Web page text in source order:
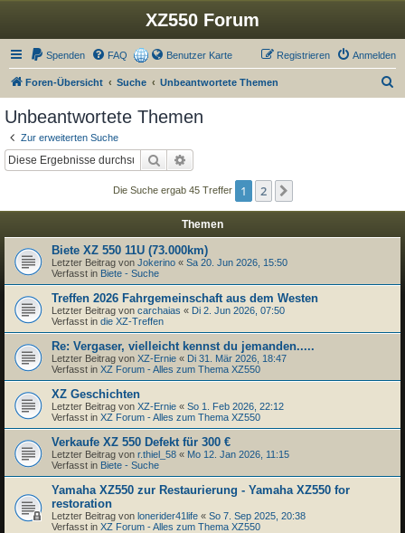
XZ550 Forum
Spenden FAQ Benutzer Karte Anmelden
Registrieren
Foren-Übersicht Suche Unbeantwortete Themen
Unbeantwortete Themen
Zur erweiterten Suche
Suche
Die Suche ergab 45 Treffer 1 2
Themen
Biete XZ 550 11U (73.000km)
Letzter Beitrag von Jokerino « Sa 20. Jun 2026, 15:50
Verfasst in Biete - Suche
Treffen 2026 Fahrgemeinschaft aus dem Westen
Letzter Beitrag von carchaias « Di 2. Jun 2026, 07:50
Verfasst in die XZ-Treffen
Re: Vergaser, vielleicht kennst du jemanden.....
Letzter Beitrag von XZ-Ernie « Di 31. Mär 2026, 18:47
Verfasst in XZ Forum - Alles zum Thema XZ550
XZ Geschichten
Letzter Beitrag von XZ-Ernie « So 1. Feb 2026, 22:12
Verfasst in XZ Forum - Alles zum Thema XZ550
Verkaufe XZ 550 Defekt für 300 €
Letzter Beitrag von r.thiel_58 « Mo 12. Jan 2026, 11:15
Verfasst in Biete - Suche
Yamaha XZ550 zur Restaurierung - Yamaha XZ550 for
restoration
Letzter Beitrag von lonerider41life « So 7. Sep 2025, 20:38
Verfasst in XZ Forum - Alles zum Thema XZ550